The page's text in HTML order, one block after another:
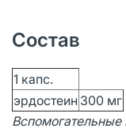
Состав
1 капс.
эрдостеин 300 мг
Вспомогательные